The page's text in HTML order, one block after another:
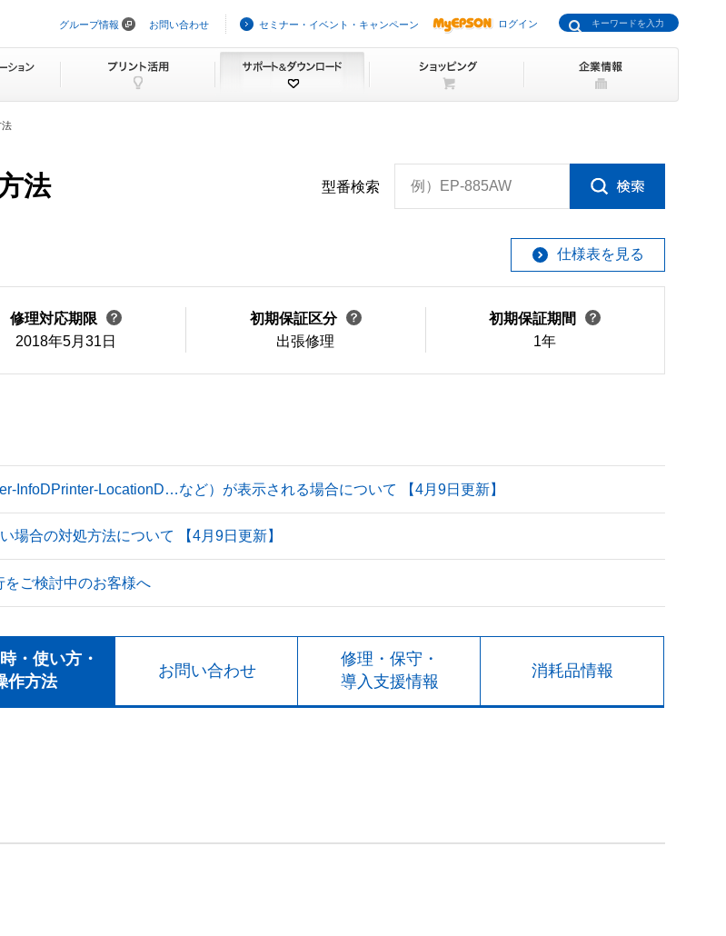
ビ
ョ
ッ
プ
グループ情報 お問い合わせ セミナー・イベント・キャンペーン ログイン
法
法 型番検索 例）EP-885AW
仕様表を見る
修理対応期限
2018年5月31日
初期保証区分
出張修理
初期保証期間
1年
InfoDPrinter-LocationD…など）が表示される場合について 【4月9日更新】
場合の対処方法について 【4月9日更新】
をご検討中のお客様へ
・使い方・
作方法
お問い合わせ
修理・保守・
導入支援情報
消耗品情報